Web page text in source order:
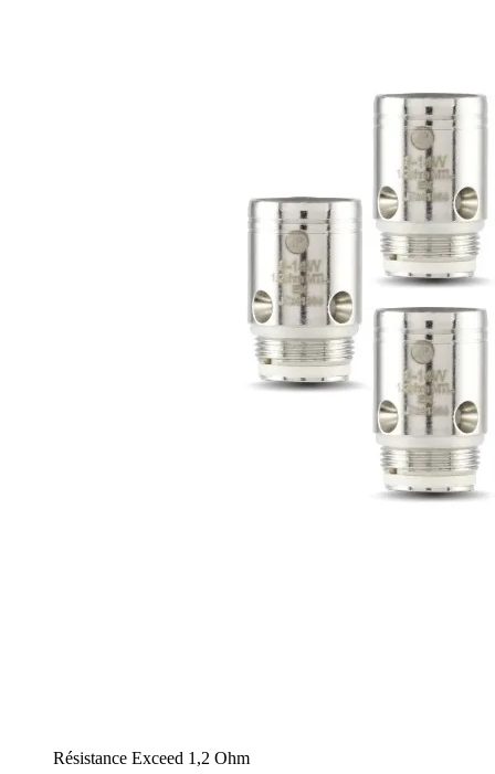
Résistance Exceed 1,2 Ohm